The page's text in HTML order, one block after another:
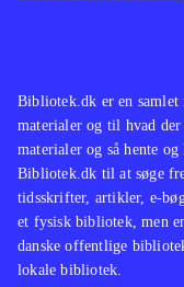
Bibliotek.dk er en
materialer og til hvad
materialer og så hente
Bibliotek.dk til at søge
tidsskrifter, artikler, e-
et fysisk bibliotek, men
danske offentlige
lokale bibliotek.